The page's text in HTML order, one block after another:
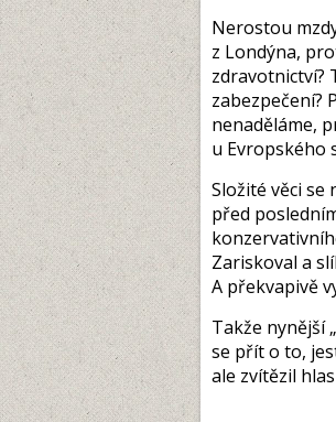
Nerostou
z Londýna,
zdravotnictví?
zabezpečení?
nenaděláme,
u Evropského
Složité věci se
před
Zariskoval a
A překvapivě
Takže nynější
se přít o to,
ale zvítězil